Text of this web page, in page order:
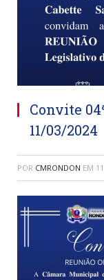
Convite
11/03/2024
POR CMRONDON EM